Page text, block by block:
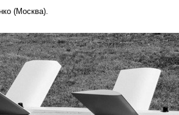
(Москва).